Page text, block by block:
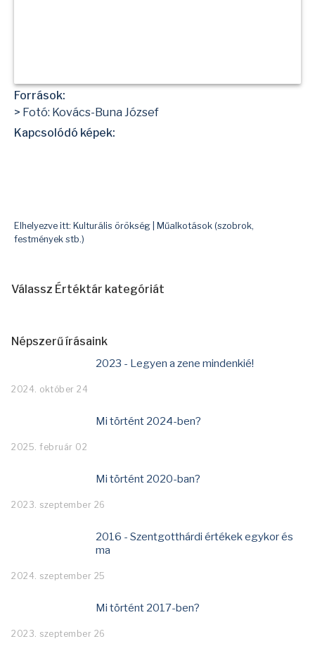
Források:
> Fotó: Kovács-Buna József
Kapcsolódó képek:
Elhelyezve itt: Kulturális örökség Műalkotások (szobrok,
festmények stb.)
Válassz Értéktár kategóriát
Népszerű írásaink
2023 - Legyen a zene mindenkié!
2024. október 24
Mi történt 2024-ben?
2025. február 02
Mi történt 2020-ban?
2023. szeptember 26
2016 - Szentgotthárdi értékek egykor és
ma
2024. szeptember 25
Mi történt 2017-ben?
2023. szeptember 26